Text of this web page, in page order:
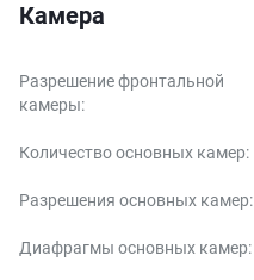
Камера
Разрешение фронтальной
камеры:
Количество основных камер:
Разрешения основных камер:
Диафрагмы основных камер: